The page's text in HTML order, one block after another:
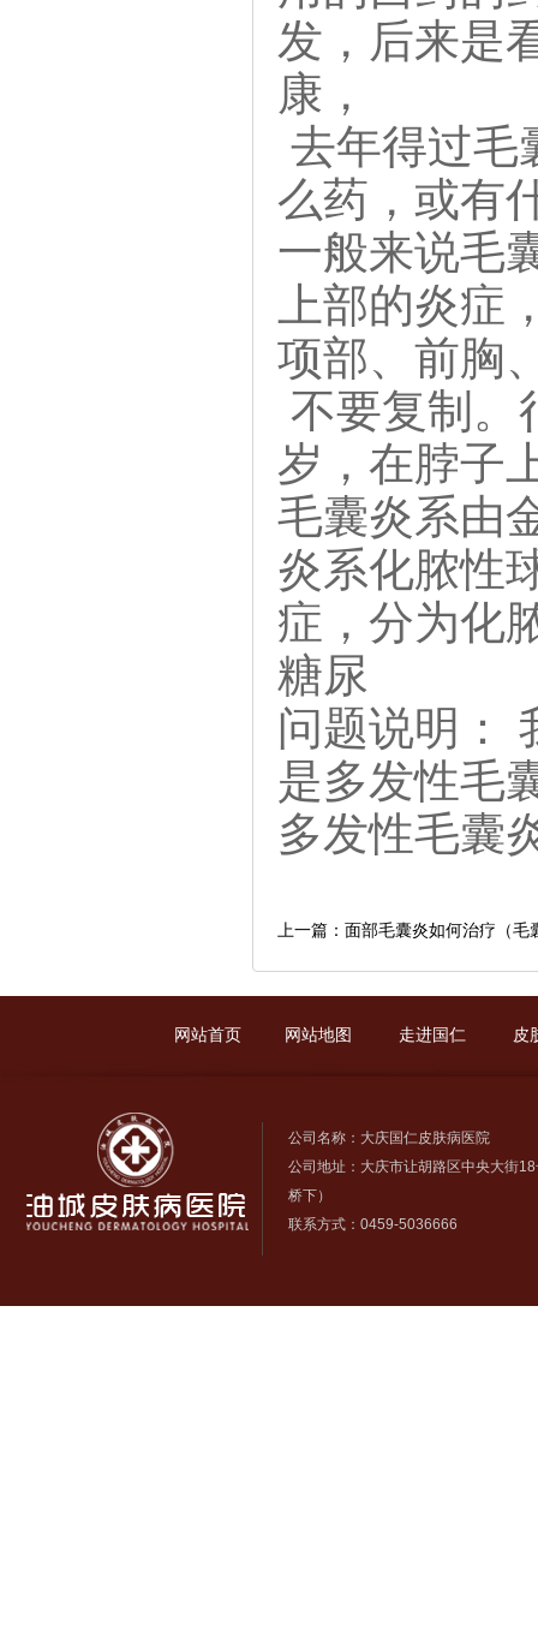
发，后来是
康，
去年得过毛
么药，或有
一般来说毛
上部的炎
项部、前胸
不要复制。
岁，在脖子
毛囊炎系由
炎系化脓性
症，分为化
糖尿
问题说明：
是多发性毛
多发性毛囊
上一篇：面部毛囊炎如何治疗（
网站首页 网站地图 走进国仁 皮
公司名称：大庆国仁皮肤病医院
公司地址：大庆市让胡路区中央大街
桥下）
联系方式：0459-5036666